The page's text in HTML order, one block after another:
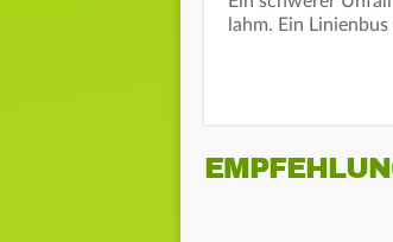
lahm. Ein